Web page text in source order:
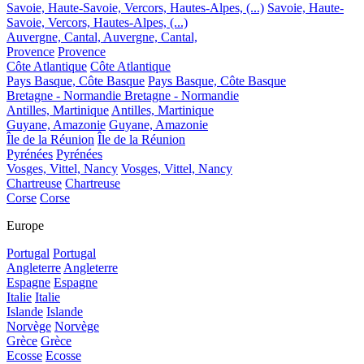
Savoie, Haute-Savoie, Vercors, Hautes-Alpes, (...) Savoie, Haute-
Savoie, Vercors, Hautes-Alpes, (...)
Auvergne, Cantal, Auvergne, Cantal,
Provence Provence
Côte Atlantique Côte Atlantique
Pays Basque, Côte Basque Pays Basque, Côte Basque
Bretagne - Normandie Bretagne - Normandie
Antilles, MartiniqueAntilles, Martinique
Guyane, Amazonie Guyane, Amazonie
Île de la Réunion Île de la Réunion
Pyrénées Pyrénées
Vosges, Vittel, Nancy Vosges, Vittel, Nancy
Chartreuse Chartreuse
Corse Corse
Europe
Portugal Portugal
AngleterreAngleterre
Espagne Espagne
Italie Italie
Islande Islande
Norvège Norvège
Grèce Grèce
Ecosse Ecosse